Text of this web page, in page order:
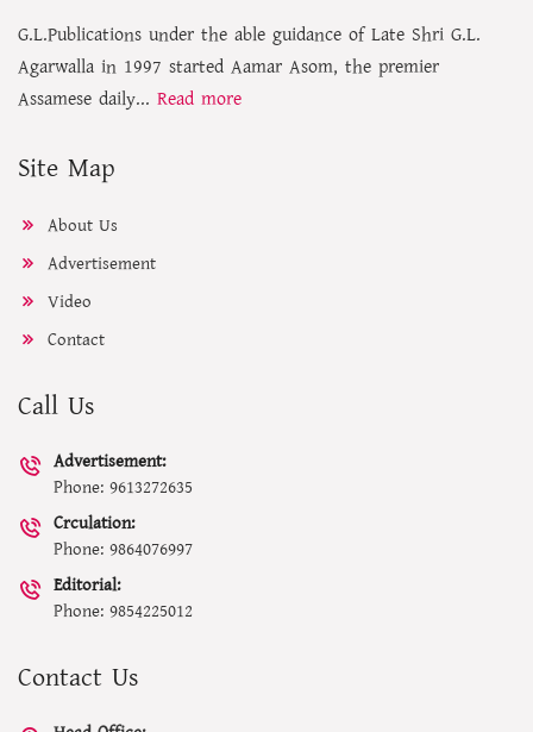
G.L.Publications under the able guidance of Late Shri G.L.
Agarwalla in 1997 started Aamar Asom, the premier
Assamese daily... Read more
Site Map
About Us
Advertisement
Video
Contact
Call Us
Advertisement:
Phone: 9613272635
Crculation:
Phone: 9864076997
Editorial:
Phone: 9854225012
Contact Us